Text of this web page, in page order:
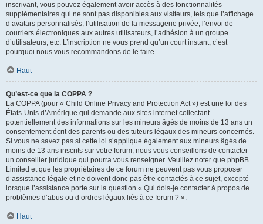
inscrivant, vous pouvez également avoir accès à des fonctionnalités
supplémentaires qui ne sont pas disponibles aux visiteurs, tels que l’affichage
d’avatars personnalisés, l’utilisation de la messagerie privée, l’envoi de
courriers électroniques aux autres utilisateurs, l’adhésion à un groupe
d’utilisateurs, etc. L’inscription ne vous prend qu’un court instant, c’est
pourquoi nous vous recommandons de le faire.
Haut
Qu’est-ce que la COPPA ?
La COPPA (pour « Child Online Privacy and Protection Act ») est une loi des
États-Unis d’Amérique qui demande aux sites internet collectant
potentiellement des informations sur les mineurs âgés de moins de 13 ans un
consentement écrit des parents ou des tuteurs légaux des mineurs concernés.
Si vous ne savez pas si cette loi s’applique également aux mineurs âgés de
moins de 13 ans inscrits sur votre forum, nous vous conseillons de contacter
un conseiller juridique qui pourra vous renseigner. Veuillez noter que phpBB
Limited et que les propriétaires de ce forum ne peuvent pas vous proposer
d’assistance légale et ne doivent donc pas être contactés à ce sujet, excepté
lorsque l’assistance porte sur la question « Qui dois-je contacter à propos de
problèmes d’abus ou d’ordres légaux liés à ce forum ? ».
Haut